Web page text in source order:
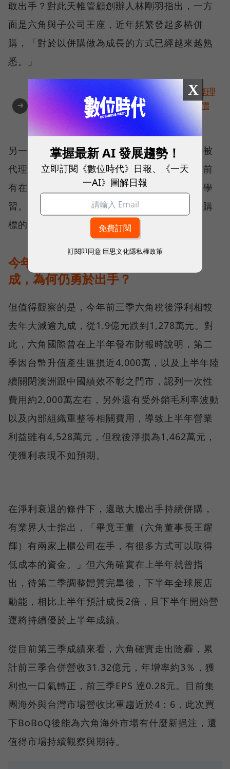
敢出手？對此天帷管顧創辦人林剛羽指出，一方
面是六角與子公司王座，近年頻繁發起多樁併
購，「對於以併購做為成長的方式已經越來越熟
悉。」
➜
角逐100 MVP盛典雙重榮耀！國際品牌X經理
人特別肯定，展現AI時代最具潛力的核心價
值
另一方面，以海外發展的效益來說，併購比起被
代理或是直營展店風險也更低一些，「即便之前
有在中國沒有太好的經驗，還是可以從錯誤中學
習。」此次選擇歐洲當地物料供應大廠作為併購
標的，也許就是一例。
今年Q2調整體質、稅後淨利大減九
成，為何仍勇於出手？
但值得觀察的是，今年前三季六角稅後淨利相較
去年大減逾九成，從1.9億元跌到1,278萬元。對
此，六角國際曾在上半年發布財報時說明，第二
季因台幣升值產生匯損近4,000萬，以及上半年陸
續關閉澳洲跟中國績效不彰之門市，認列一次性
費用約2,000萬左右，另外還有受外銷毛利率波動
以及內部組織重整等相關費用，導致上半年營業
利益雖有4,528萬元，但稅後淨損為1,462萬元，
使獲利表現不如預期。
在淨利衰退的條件下，還敢大膽出手持續併購，
有業界人士指出，「畢竟王董（六角董事長王耀
輝）有兩家上櫃公司在手，有很多方式可以取得
低成本的資金。」但六角確實在上半年就曾指
出，待第二季調整體質完畢後，下半年全球展店
動能，相比上半年預計成長2倍，且下半年開始營
運將持續優於上半年成績。
從目前第三季成績來看，六角確實走出陰霾，累
計前三季合併營收31.32億元，年增率約3％，獲
利也一口氣轉正，前三季EPS 達0.28元。目前集
團海外與台灣市場營收比重趨近於4：6，此次買
下BoBoQ後能為六角海外市場有什麼新挹注，還
值得市場持續觀察與期待。
X
掌握最新 AI 發展趨勢！
立即訂閱《數位時代》日報、《一天
一AI》圖解日報
訂閱即同意 巨思文化隱私權政策